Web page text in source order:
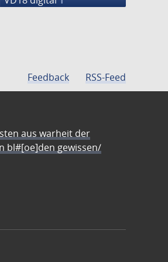
Feedback RSS-Feed
aus warheit der
bl#[oe]den gewissen/